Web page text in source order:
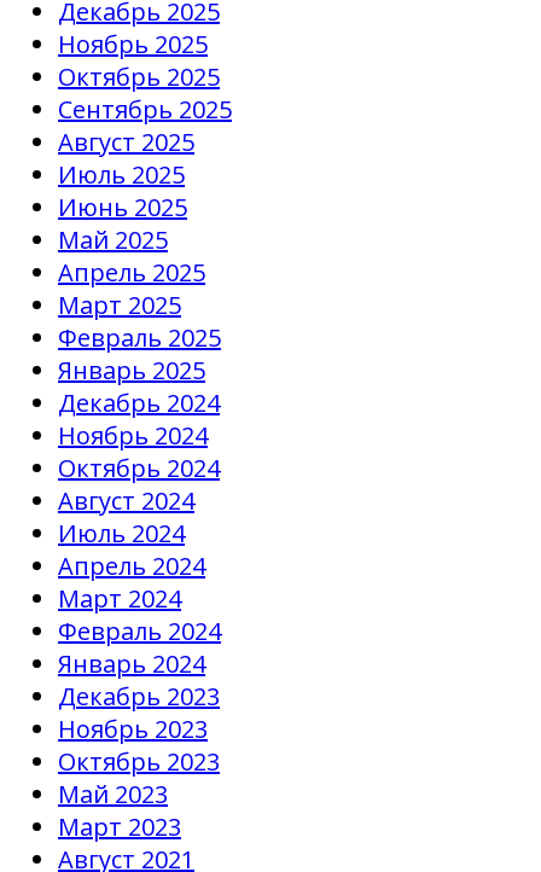
Декабрь 2025
Ноябрь 2025
Октябрь 2025
Сентябрь 2025
Август 2025
Июль 2025
Июнь 2025
Май 2025
Апрель 2025
Март 2025
Февраль 2025
Январь 2025
Декабрь 2024
Ноябрь 2024
Октябрь 2024
Август 2024
Июль 2024
Апрель 2024
Март 2024
Февраль 2024
Январь 2024
Декабрь 2023
Ноябрь 2023
Октябрь 2023
Май 2023
Март 2023
Август 2021